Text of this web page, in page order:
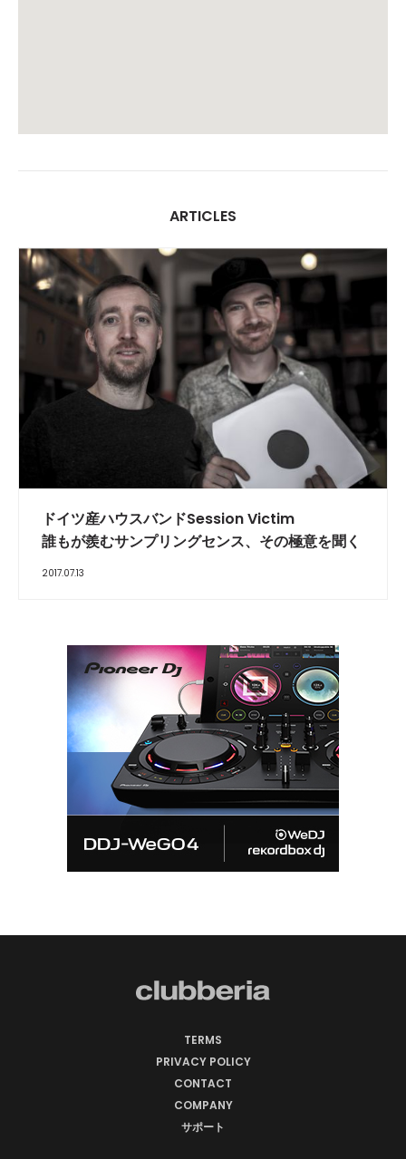
ARTICLES
INTERVIEW
ドイツ産ハウスバンドSession Victim
誰もが羨むサンプリングセンス、その極意を聞く
2017.07.13
TERMS
PRIVACY POLICY
CONTACT
COMPANY
サポート